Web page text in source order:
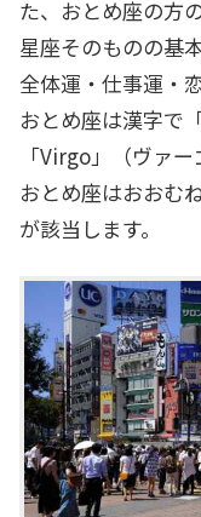
た、おとめ座の方
星座そのものの基
全体運・仕事運・
おとめ座は漢字で
「Virgo」（ヴァー
おとめ座はおおむ
が該当します。